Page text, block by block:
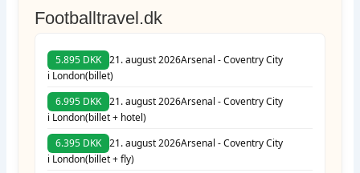
Footballtravel.dk
5.895 DKK 21. august 2026Arsenal - Coventry City
i London(billet)
6.995 DKK 21. august 2026Arsenal - Coventry City
i London(billet + hotel)
6.395 DKK 21. august 2026Arsenal - Coventry City
i London(billet + fly)